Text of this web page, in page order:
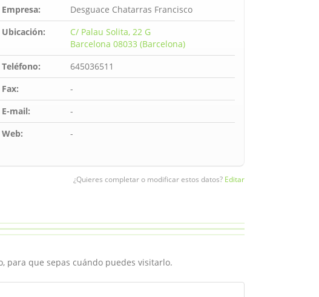
Empresa:
Desguace Chatarras Francisco
Ubicación:
C/ Palau Solita, 22 G
Barcelona 08033 (Barcelona)
Teléfono:
645036511
Fax:
-
E-mail:
-
Web:
-
¿Quieres completar o modificar estos datos? Editar
para que sepas cuándo puedes visitarlo.